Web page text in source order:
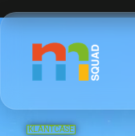
KLANTCASE